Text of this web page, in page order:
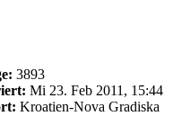
3893
Mi 23. Feb 2011, 15:44
Kroatien-Nova Gradiska